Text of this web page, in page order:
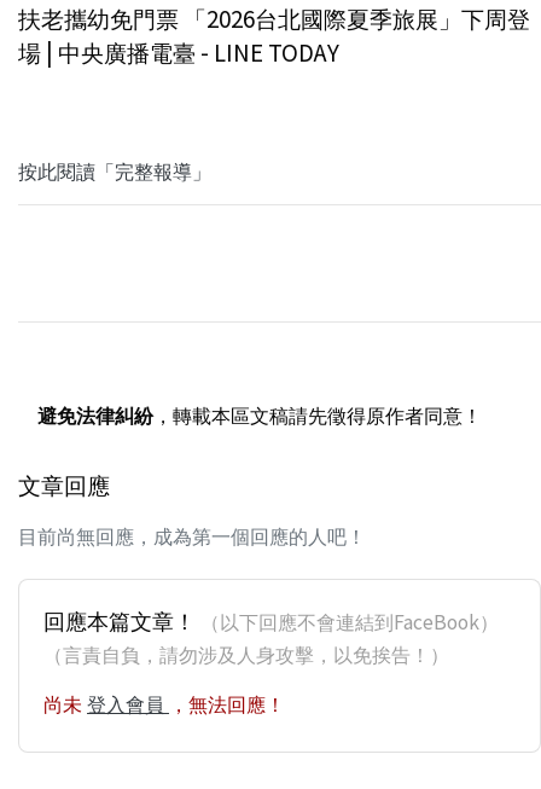
扶老攜幼免門票 「2026台北國際夏季旅展」下周登
場 | 中央廣播電臺 - LINE TODAY
按此閱讀「完整報導」
避免法律糾紛，轉載本區文稿請先徵得原作者同意！
文章回應
目前尚無回應，成為第一個回應的人吧！
回應本篇文章！
（以下回應不會連結到FaceBook）
（言責自負，請勿涉及人身攻擊，以免挨告！）
尚未 登入會員 ，無法回應！